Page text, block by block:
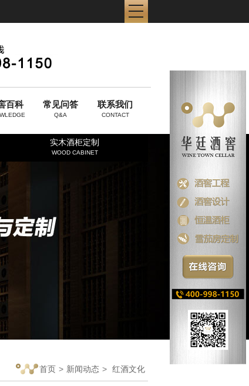
百科 常见问答
Q&A
联系我们
CONTACT
实木酒柜定制
WOOD CABINET
首页 > 新闻动态 > 红酒文化